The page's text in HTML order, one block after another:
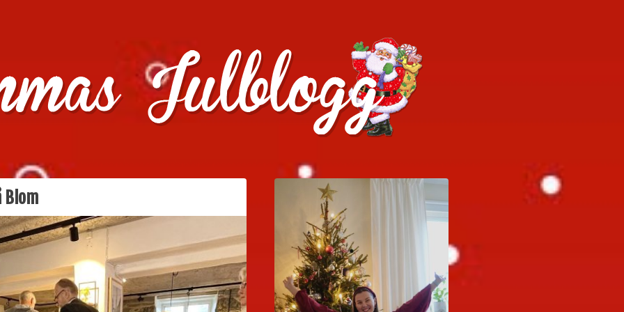
julklappstips, julkalendrar, adventskalendrar , julpyssel och julrecept!
Blom